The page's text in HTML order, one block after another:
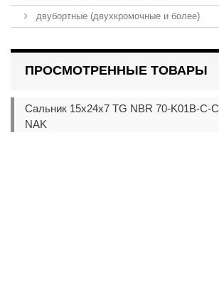
двубортные (двухкромочные и более)
ПРОСМОТРЕННЫЕ ТОВАРЫ
Сальник 15x24x7 TG NBR 70-K01B-C-C
NAK